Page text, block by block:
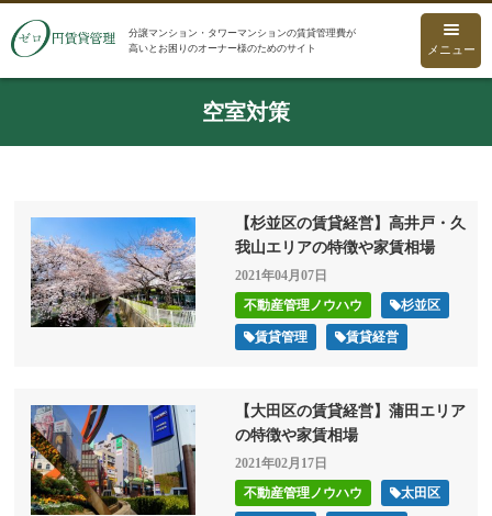
メニュー
分譲マンション・タワーマンションの賃貸管理費が
高いとお困りのオーナー様のためのサイト
空室対策
【杉並区の賃貸経営】高井戸・久
我山エリアの特徴や家賃相場
2021年04月07日
不動産管理ノウハウ
杉並区
賃貸管理 賃貸経営
【大田区の賃貸経営】蒲田エリア
の特徴や家賃相場
2021年02月17日
不動産管理ノウハウ
太田区